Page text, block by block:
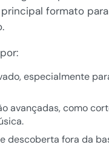
formato
especialmente
avançadas, como
descoberta fora da